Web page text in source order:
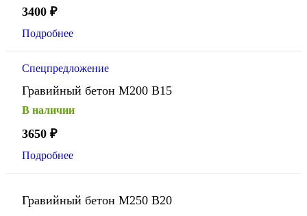
3400 ₽
Подробнее
Спецпредложение
Гравийный бетон М200 В15
В наличии
3650 ₽
Подробнее
Гравийный бетон М250 В20